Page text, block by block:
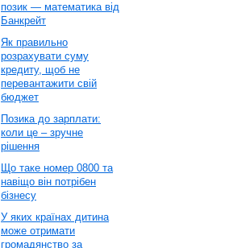
позик — математика від
Банкрейт
Як правильно
розрахувати суму
кредиту, щоб не
перевантажити свій
бюджет
Позика до зарплати:
коли це – зручне
рішення
Що таке номер 0800 та
навіщо він потрібен
бізнесу
У яких країнах дитина
може отримати
громадянство за